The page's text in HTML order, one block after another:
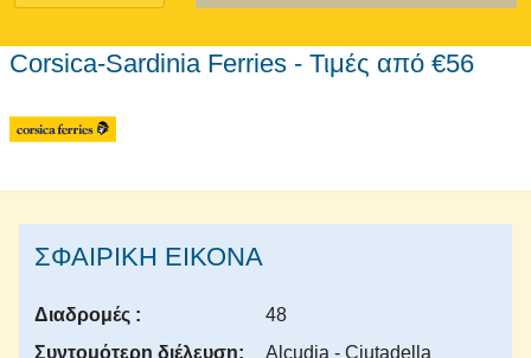
Corsica-Sardinia Ferries - Τιμές από €56
ΣΦΑΙΡΙΚΗ ΕΙΚΟΝΑ
Διαδρομές :
48
Συντομότερη διέλευση:
Alcudia - Ciutadella